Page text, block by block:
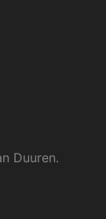
Duuren.